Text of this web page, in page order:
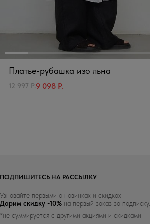
Платье-рубашка изо льна
12 997 Р.9 098 Р.
ПОДПИШИТЕСЬ НА РАССЫЛКУ
Узнавайте первыми о новинках и скидках
Дарим скидку -10% на первый заказ за подписку.
*не суммируется с другими акциями и скидками